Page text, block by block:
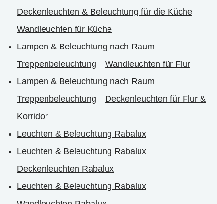
Deckenleuchten & Beleuchtung für die Küche
Wandleuchten für Küche
Lampen & Beleuchtung nach Raum
Treppenbeleuchtung
Wandleuchten für Flur
Lampen & Beleuchtung nach Raum
Treppenbeleuchtung
Deckenleuchten für Flur &
Korridor
Leuchten & Beleuchtung Rabalux
Leuchten & Beleuchtung Rabalux
Deckenleuchten Rabalux
Leuchten & Beleuchtung Rabalux